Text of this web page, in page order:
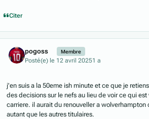
Citer
pogoss Membre
Posté(e) le 12 avril 20251 a
j'en suis a la 50eme ish minute et ce que je
des decisions sur le nefs au lieu de voir ce qui
carriere. il aurait du renouveller a wolverhampton
autant que les autres titulaires.